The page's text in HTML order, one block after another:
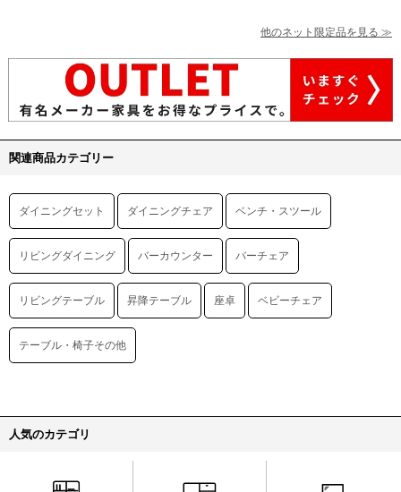
他のネット限定品を見る ≫
関連商品カテゴリー
ダイニングセット ダイニングチェア ベンチ・スツール
リビングダイニング バーカウンター バーチェア
リビングテーブル 昇降テーブル 座卓 ベビーチェア
テーブル・椅子その他
人気のカテゴリ